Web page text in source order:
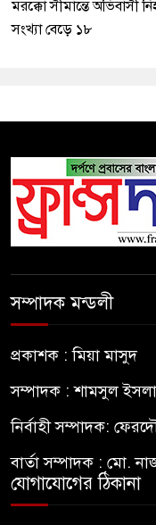
মরক্কো সীমান্তে অভিবাসী
সংখ্যা বেড়ে ১৮
সম্পাদক মন্ডলী
প্রকাশক : মিয়া মাসুদ
সম্পাদক : শামসুল
নির্বাহী সম্পাদক:
বার্তা সম্পাদক : মো.
যোগাযোগের ঠিকানা